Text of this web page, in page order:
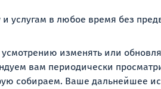
услугам в любое время без
изменять или
вам периодически
собираем. Ваше дальнейшее